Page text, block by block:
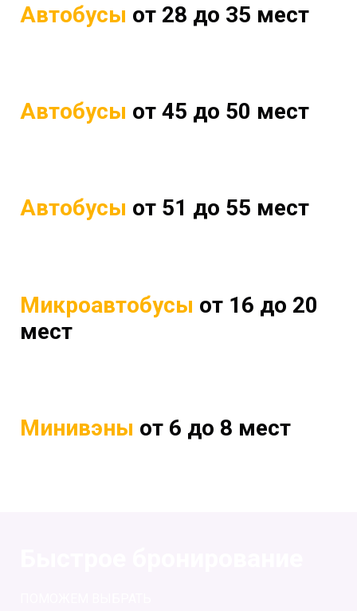
Автобусы от 28 до 35 мест
Автобусы от 45 до 50 мест
Автобусы от 51 до 55 мест
Микроавтобусы от 16 до 20
мест
Минивэны от 6 до 8 мест